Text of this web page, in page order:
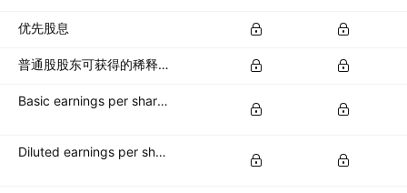
优先股息
普通股股东可获得的稀释净收入
Basic earnings per share (basic EPS)
Diluted earnings per share (diluted EPS)